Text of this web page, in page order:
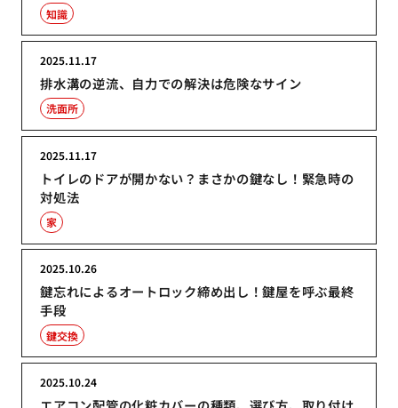
知識
排水溝の逆流、自力での解決は危険なサイン
2025.11.17
洗面所
トイレのドアが開かない？まさかの鍵なし！緊急時の
対処法
2025.11.17
家
鍵忘れによるオートロック締め出し！鍵屋を呼ぶ最終
手段
2025.10.26
鍵交換
2025.10.24